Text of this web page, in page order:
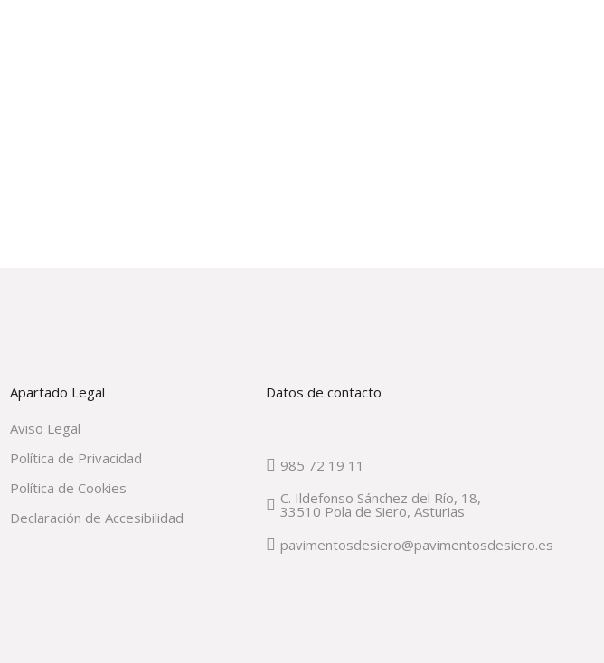
Apartado Legal
Aviso Legal
Política de Privacidad
Política de Cookies
Declaración de Accesibilidad
Datos de contacto
985 72 19 11
C. Ildefonso Sánchez del Río, 18,
33510 Pola de Siero, Asturias
pavimentosdesiero@pavimentosdesiero.es